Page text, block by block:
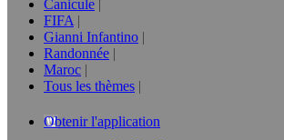
Canicule
FIFA
Gianni Infantino
Randonnée
Maroc
Tous les thèmes
Obtenir l'application